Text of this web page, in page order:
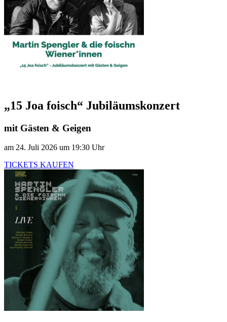
„15 Joa foisch“ Jubiläumskonzert
mit Gästen & Geigen
am 24. Juli 2026 um 19:30 Uhr
TICKETS KAUFEN